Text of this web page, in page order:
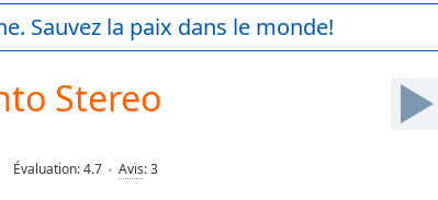
Sauvez la paix dans le monde!
Stereo
Évaluation:4.7 Avis:3